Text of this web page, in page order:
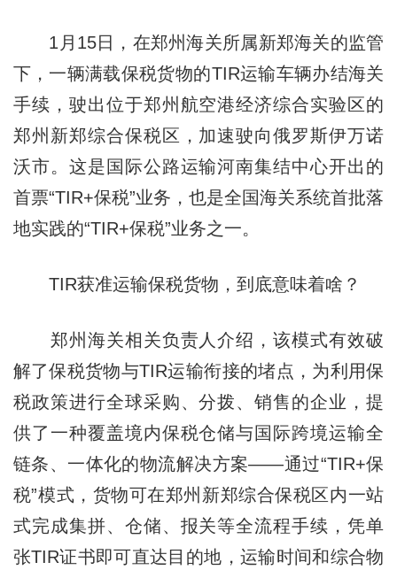
1月15日，在郑州海关所属新郑海关的监管
下，一辆满载保税货物的TIR运输车辆办结海关
手续，驶出位于郑州航空港经济综合实验区的
郑州新郑综合保税区，加速驶向俄罗斯伊万诺
沃市。这是国际公路运输河南集结中心开出的
首票“TIR+保税”业务，也是全国海关系统首批落
地实践的“TIR+保税”业务之一。
TIR获准运输保税货物，到底意味着啥？
郑州海关相关负责人介绍，该模式有效破
解了保税货物与TIR运输衔接的堵点，为利用保
税政策进行全球采购、分拨、销售的企业，提
供了一种覆盖境内保税仓储与国际跨境运输全
链条、一体化的物流解决方案——通过“TIR+保
税”模式，货物可在郑州新郑综合保税区内一站
式完成集拼、仓储、报关等全流程手续，凭单
张TIR证书即可直达目的地，运输时间和综合物